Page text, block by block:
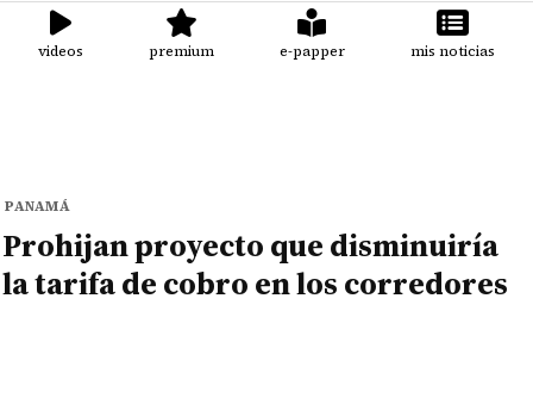
videos premium e-papper mis noticias
PANAMÁ
Prohijan proyecto que disminuiría
la tarifa de cobro en los corredores